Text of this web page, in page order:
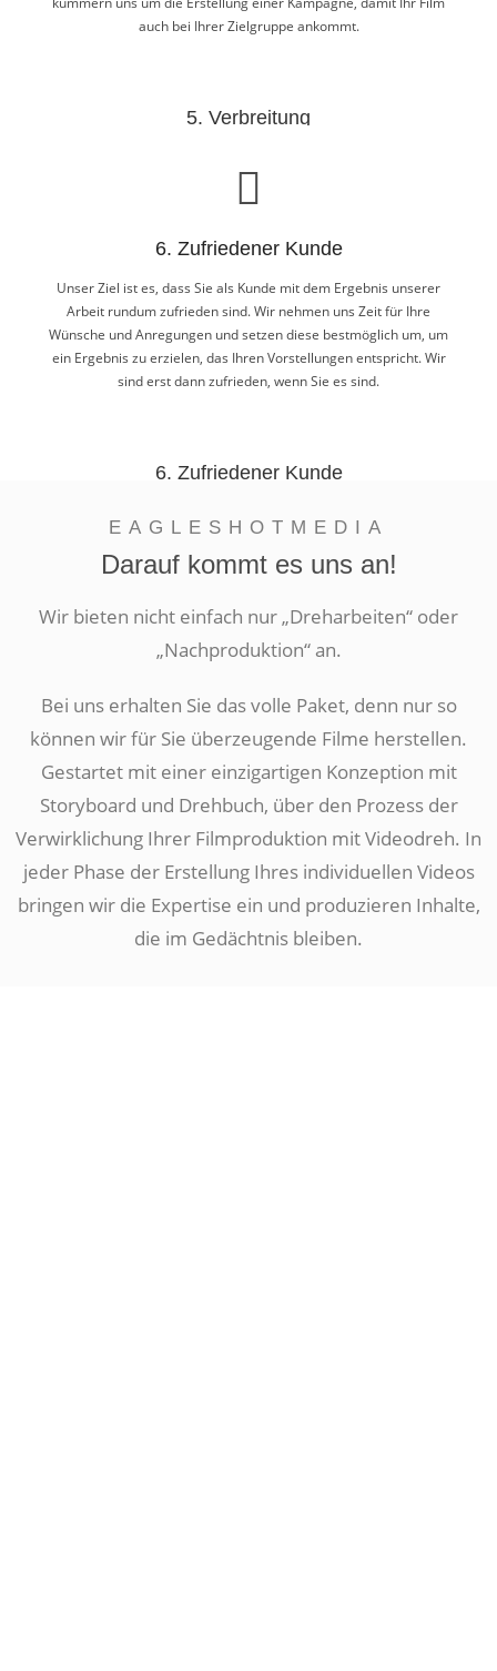
auch bei Ihrer Zielgruppe ankommt.
5. Verbreitung
für Sie eine individuelle Verbreitungsstrategie. Egal ob YouTube,
Facebook, Instagram, Blogs oder ganz andere Kanäle: Wir
auch bei Ihrer Zielgruppe ankommt.
6. Zufriedener Kunde
Unser Ziel ist es, dass Sie als Kunde mit dem Ergebnis unserer
Arbeit rundum zufrieden sind. Wir nehmen uns Zeit für Ihre
Wünsche und Anregungen und setzen diese bestmöglich um, um
ein Ergebnis zu erzielen, das Ihren Vorstellungen entspricht. Wir
sind erst dann zufrieden, wenn Sie es sind.
6. Zufriedener Kunde
Arbeit rundum zufrieden sind. Wir nehmen uns Zeit für Ihre
Wünsche und Anregungen und setzen diese bestmöglich um, um
sind erst dann zufrieden, wenn Sie es sind.
EAGLESHOTMEDIA
Darauf kommt es uns an!
Wir bieten nicht einfach nur „Dreharbeiten“ oder
„Nachproduktion“ an.
Bei uns erhalten Sie das volle Paket, denn nur so
können wir für Sie überzeugende Filme herstellen.
Gestartet mit einer einzigartigen Konzeption mit
Storyboard und Drehbuch, über den Prozess der
Verwirklichung Ihrer Filmproduktion mit Videodreh. In
jeder Phase der Erstellung Ihres individuellen Videos
bringen wir die Expertise ein und produzieren Inhalte,
die im Gedächtnis bleiben.